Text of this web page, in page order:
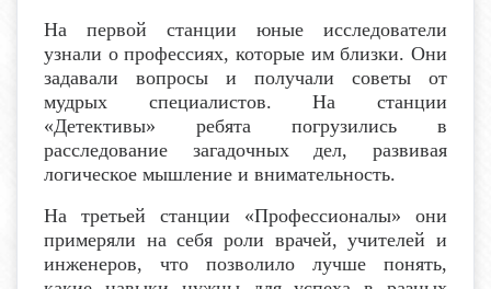
На первой станции юные исследователи
узнали о профессиях, которые им близки. Они
задавали вопросы и получали советы от
мудрых специалистов. На станции
«Детективы» ребята погрузились в
расследование загадочных дел, развивая
логическое мышление и внимательность.
На третьей станции «Профессионалы» они
примеряли на себя роли врачей, учителей и
инженеров, что позволило лучше понять,